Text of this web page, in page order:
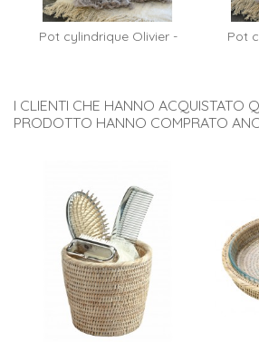
Pot cylindrique Olivier -
Pot
I CLIENTI CHE HANNO ACQUISTATO
PRODOTTO HANNO COMPRATO